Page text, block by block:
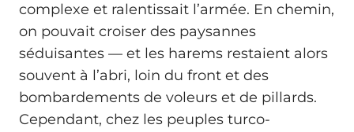
complexe et ralentissait l’armée. En chemin,
on pouvait croiser des paysannes
séduisantes — et les harems restaient alors
souvent à l’abri, loin du front et des
bombardements de voleurs et de pillards.
Cependant, chez les peuples turco-